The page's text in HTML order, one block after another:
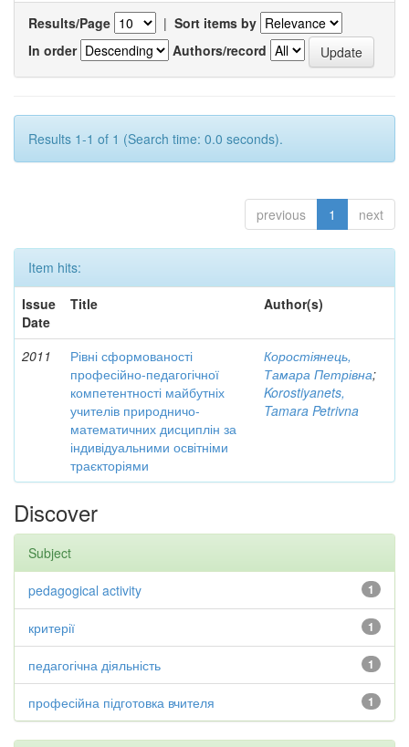
Results/Page | Sort items by
In order
Authors/record
Results 1-1 of 1 (Search time: 0.0 seconds).
previous 1 next
Item hits:
Issue
Date
Title Author(s)
2011
Рівні сформованості
професійно-педагогічної
компетентності майбутніх
учителів природничо-
математичних дисциплін за
індивідуальними освітніми
траєкторіями
Коростіянець,
Тамара Петрівна;
Korostiyanets,
Tamara Petrivna
Discover
Subject
1
pedagogical activity
1
критерії
1
педагогічна діяльність
1
професійна підготовка вчителя